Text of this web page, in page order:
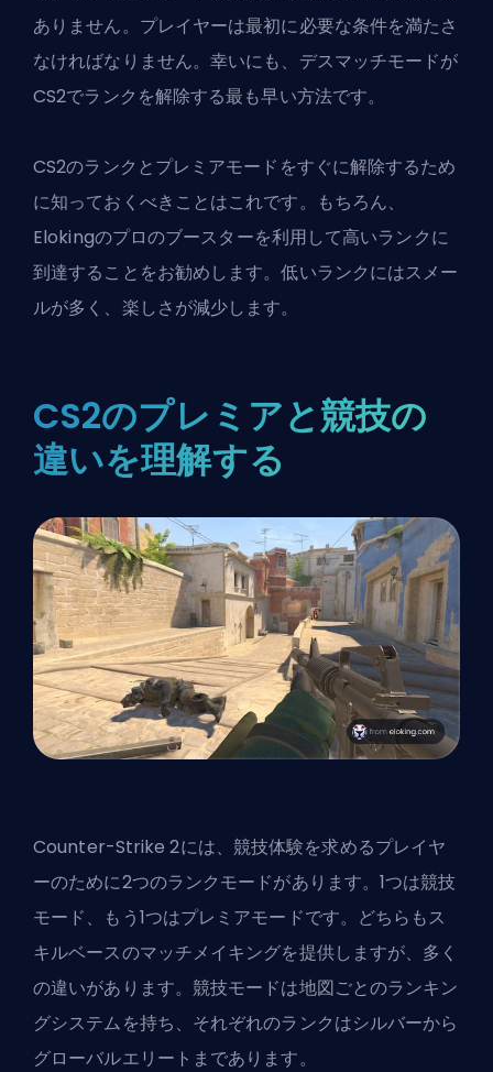
ありません。プレイヤーは最初に必要な条件を満たさ
なければなりません。幸いにも、デスマッチモードが
CS2でランクを解除する最も早い方法です。
CS2のランクとプレミアモードをすぐに解除するため
に知っておくべきことはこれです。もちろん、
Elokingのプロのブースターを利用して高いランクに
到達することをお勧めします。低いランクにはスメー
ルが多く、楽しさが減少します。
CS2のプレミアと競技の
違いを理解する
Counter-Strike 2には、競技体験を求めるプレイヤ
ーのために2つのランクモードがあります。1つは競技
モード、もう1つはプレミアモードです。どちらもス
キルベースのマッチメイキングを提供しますが、多く
の違いがあります。競技モードは地図ごとのランキン
グシステムを持ち、それぞれのランクはシルバーから
グローバルエリートまであります。